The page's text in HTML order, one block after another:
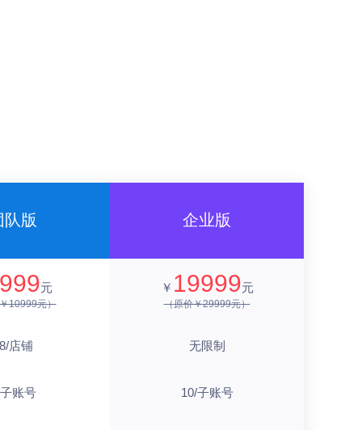
队版 企业版
元
10999元）
￥ 19999元
（原价￥29999元）
店铺 无限制
账号 10/子账号